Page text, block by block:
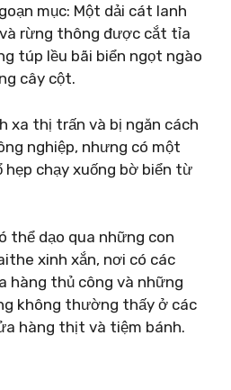
mục: Một dải cát lanh
rừng thông được cắt tỉa
túp lều bãi biển ngọt ngào
cây cột.
xa thị trấn và bị ngăn cách
nghiệp, nhưng có một
chạy xuống bờ biển từ
thể dạo qua những con
xinh xắn, nơi có các
hàng thủ công và những
không thường thấy ở các
hàng thịt và tiệm bánh.